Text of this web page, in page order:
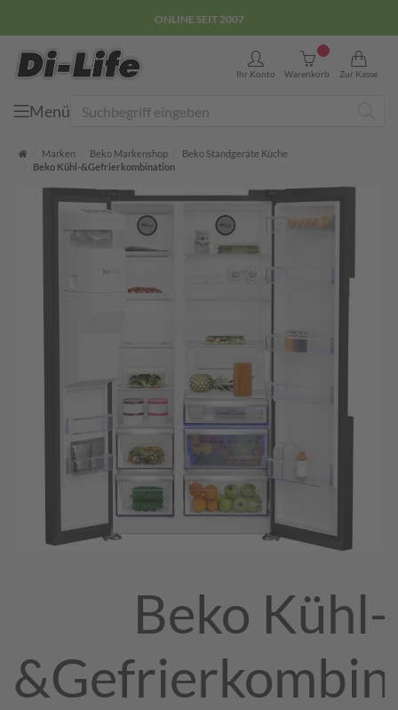
ONLINE SEIT 2007
Ihr Konto Warenkorb
0
Zur Kasse
Menü
Startseite
Marken Beko Markenshop
Beko Standgeräte Küche
Beko Kühl-&Gefrierkombination
Beko Kühl-